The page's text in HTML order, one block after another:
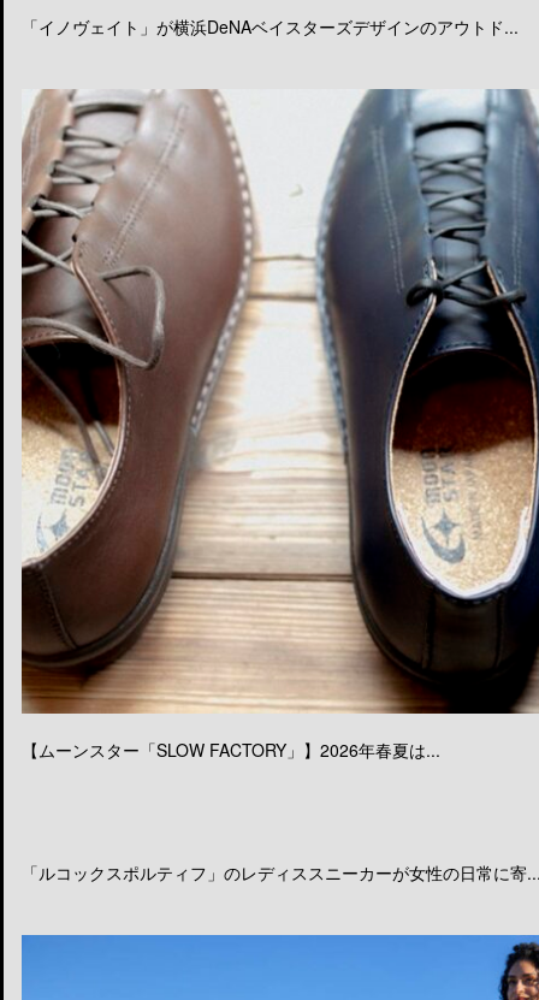
「イノヴェイト」が横浜DeNAベイスターズデザインのアウトド...
【ムーンスター「SLOW FACTORY」】2026年春夏は...
「ルコックスポルティフ」のレディススニーカーが女性の日常に寄